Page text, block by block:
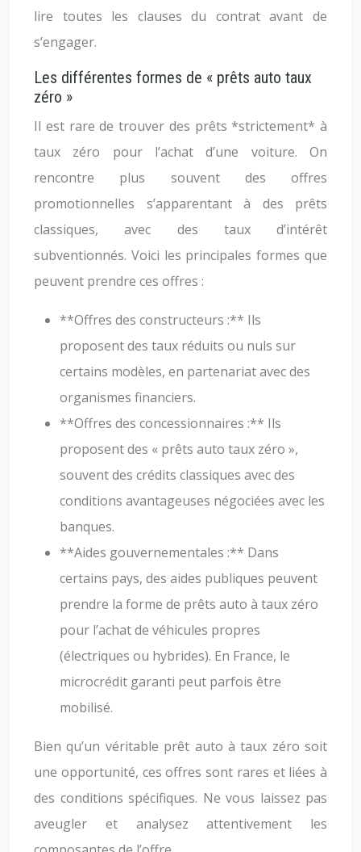
lire toutes les clauses du contrat avant de
s’engager.
Les différentes formes de « prêts auto taux
zéro »
Il est rare de trouver des prêts *strictement* à
taux zéro pour l’achat d’une voiture. On
rencontre plus souvent des offres
promotionnelles s’apparentant à des prêts
classiques, avec des taux d’intérêt
subventionnés. Voici les principales formes que
peuvent prendre ces offres :
**Offres des constructeurs :** Ils
proposent des taux réduits ou nuls sur
certains modèles, en partenariat avec des
organismes financiers.
**Offres des concessionnaires :** Ils
proposent des « prêts auto taux zéro »,
souvent des crédits classiques avec des
conditions avantageuses négociées avec les
banques.
**Aides gouvernementales :** Dans
certains pays, des aides publiques peuvent
prendre la forme de prêts auto à taux zéro
pour l’achat de véhicules propres
(électriques ou hybrides). En France, le
microcrédit garanti peut parfois être
mobilisé.
Bien qu’un véritable prêt auto à taux zéro soit
une opportunité, ces offres sont rares et liées à
des conditions spécifiques. Ne vous laissez pas
aveugler et analysez attentivement les